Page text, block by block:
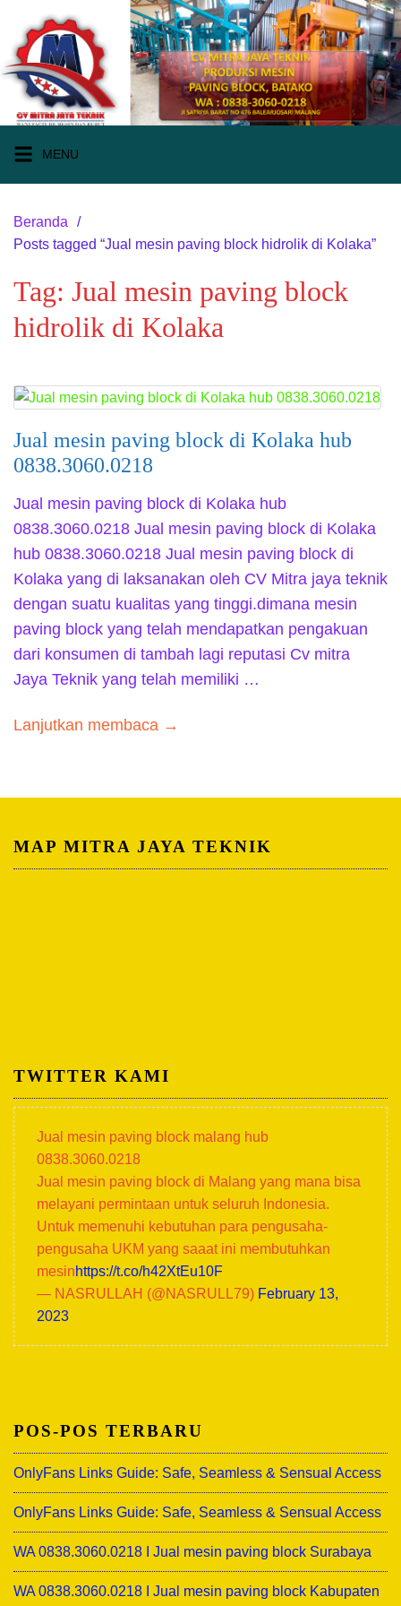
konten
MENU
Beranda
Posts tagged “Jual mesin paving block hidrolik di Kolaka”
Tag: Jual mesin paving block
hidrolik di Kolaka
Jual mesin paving block di Kolaka hub
0838.3060.0218
Jual mesin paving block di Kolaka hub
0838.3060.0218 Jual mesin paving block di Kolaka
hub 0838.3060.0218 Jual mesin paving block di
Kolaka yang di laksanakan oleh CV Mitra jaya teknik
dengan suatu kualitas yang tinggi.dimana mesin
paving block yang telah mendapatkan pengakuan
dari konsumen di tambah lagi reputasi Cv mitra
Jaya Teknik yang telah memiliki …
Lanjutkan membaca →
MAP MITRA JAYA TEKNIK
TWITTER KAMI
Jual mesin paving block malang hub
0838.3060.0218
Jual mesin paving block di Malang yang mana bisa
melayani permintaan untuk seluruh Indonesia.
Untuk memenuhi kebutuhan para pengusaha-
pengusaha UKM yang saaat ini membutuhkan
mesinhttps://t.co/h42XtEu10F
— NASRULLAH (@NASRULL79) February 13,
2023
POS-POS TERBARU
OnlyFans Links Guide: Safe, Seamless & Sensual Access
OnlyFans Links Guide: Safe, Seamless & Sensual Access
WA 0838.3060.0218 I Jual mesin paving block Surabaya
WA 0838.3060.0218 I Jual mesin paving block Kabupaten